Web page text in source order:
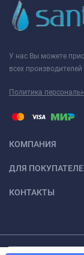
У нас Вы можете
всех производителей
Политика
КОМПАНИЯ
ДЛЯ
КОНТАКТЫ